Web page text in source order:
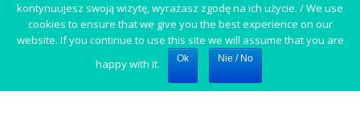
kontynuujesz swoją wizytę, wyrażasz zgodę na ich użycie. / We use
cookies to ensure that we give you the best experience on our
website. If you continue to use this site we will assume that you are
happy with it.
Ok Nie / No